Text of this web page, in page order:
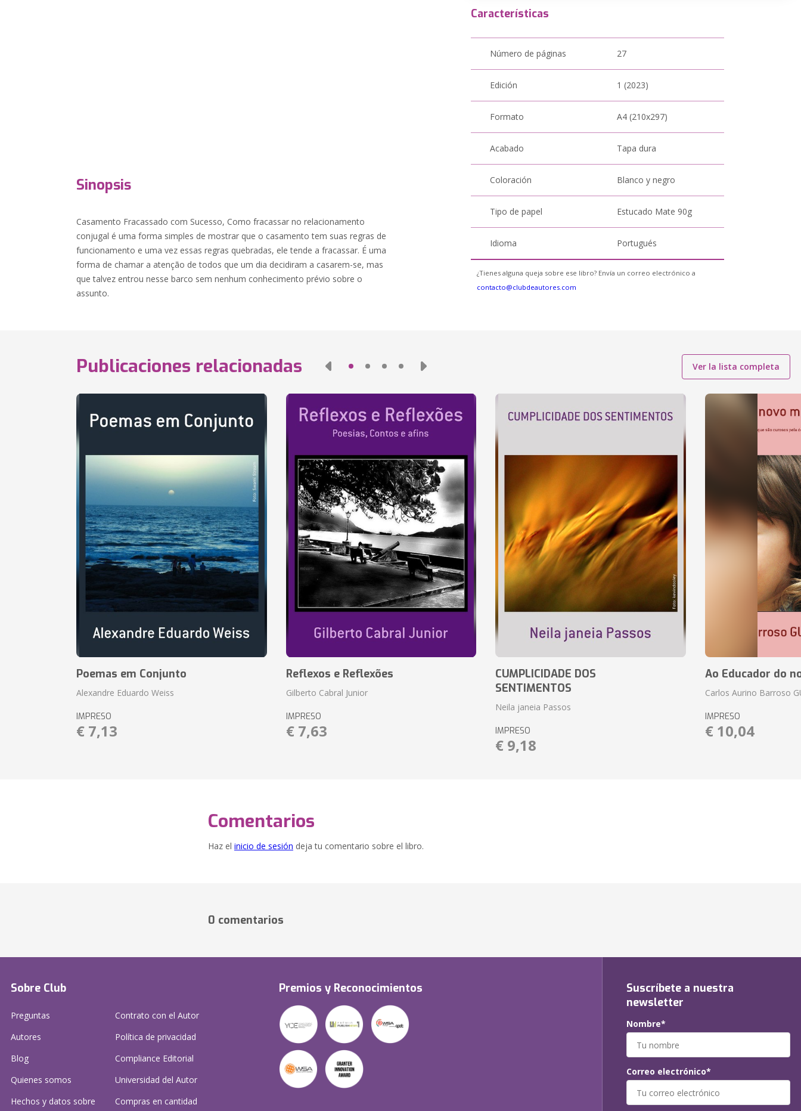
Sinopsis
Casamento Fracassado com Sucesso, Como fracassar no relacionamento
conjugal é uma forma simples de mostrar que o casamento tem suas regras de
funcionamento e uma vez essas regras quebradas, ele tende a fracassar. É uma
forma de chamar a atenção de todos que um dia decidiram a casarem-se, mas
que talvez entrou nesse barco sem nenhum conhecimento prévio sobre o
assunto.
Características
Número de páginas 27
Edición 1 (2023)
Formato A4 (210x297)
Acabado Tapa dura
Coloración Blanco y negro
Tipo de papel Estucado Mate 90g
Idioma Portugués
¿Tienes alguna queja sobre ese libro? Envía un correo electrónico a
contacto@clubdeautores.com
Publicaciones relacionadas Ver la lista completa
Poemas em Conjunto
Alexandre Eduardo Weiss
IMPRESO
€ 7,13
Reflexos e Reflexões
Gilberto Cabral Junior
IMPRESO
€ 7,63
CUMPLICIDADE DOS
SENTIMENTOS
Neila janeia Passos
IMPRESO
€ 9,18
Ao Educador do
Carlos Aurino Barroso
IMPRESO
€ 10,04
Comentarios
Haz el inicio de sesión deja tu comentario sobre el libro.
0 comentarios
Sobre Club
Preguntas
Autores
Blog
Quienes somos
Hechos y datos sobre
Contrato con el Autor
Política de privacidad
Compliance Editorial
Universidad del Autor
Compras en cantidad
Premios y Reconocimientos
Suscríbete a nuestra
newsletter
Nombre*
Correo electrónico*